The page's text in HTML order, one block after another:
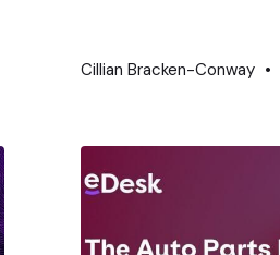
Cillian Bracken-Conway